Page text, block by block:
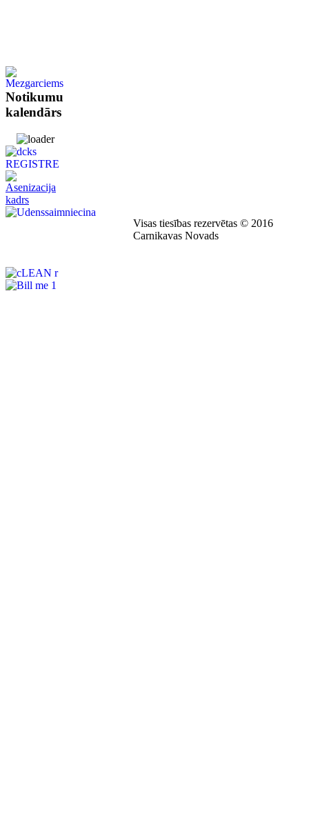
Notikumu
kalendārs
Visas tiesības rezervētas © 2016
Carnikavas Novads